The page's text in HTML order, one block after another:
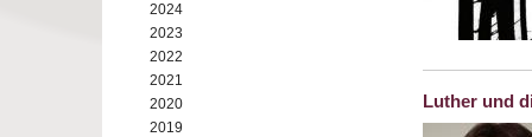
2024
2023
2022
2021
2020
2019
Luther und